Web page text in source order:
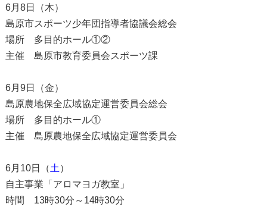
6月8日（木）
島原市スポーツ少年団指導者協議会総会
場所 多目的ホール①②
主催 島原市教育委員会スポーツ課
6月9日（金）
島原農地保全広域協定運営委員会総会
場所 多目的ホール①
主催 島原農地保全広域協定運営委員会
6月10日（土 ）
自主事業「アロマヨガ教室」
時間 13時30分～14時30分